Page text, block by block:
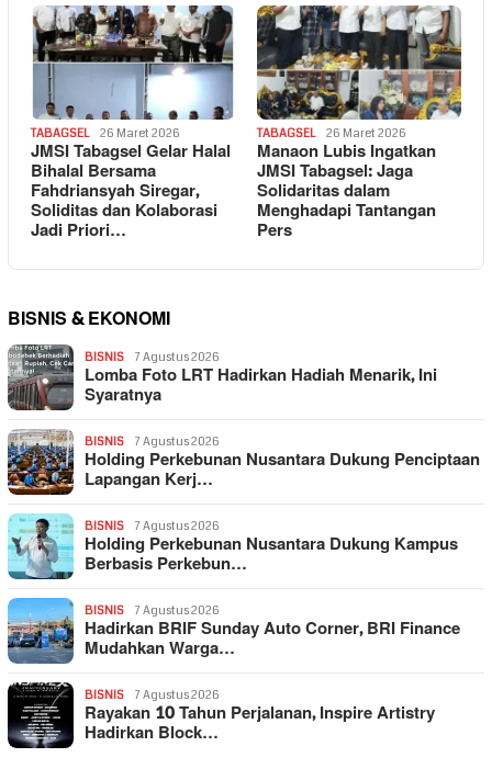
TABAGSEL 26 Maret 2026
JMSI Tabagsel Gelar Halal
Bihalal Bersama
Fahdriansyah Siregar,
Soliditas dan Kolaborasi
Jadi Priori…
TABAGSEL 26 Maret 2026
Manaon Lubis Ingatkan
JMSI Tabagsel: Jaga
Solidaritas dalam
Menghadapi Tantangan
Pers
BISNIS & EKONOMI
BISNIS 7 Agustus 2026
Lomba Foto LRT Hadirkan Hadiah Menarik, Ini
Syaratnya
BISNIS 7 Agustus 2026
Holding Perkebunan Nusantara Dukung Penciptaan
Lapangan Kerj…
BISNIS 7 Agustus 2026
Holding Perkebunan Nusantara Dukung Kampus
Berbasis Perkebun…
BISNIS 7 Agustus 2026
Hadirkan BRIF Sunday Auto Corner, BRI Finance
Mudahkan Warga…
BISNIS 7 Agustus 2026
Rayakan 10 Tahun Perjalanan, Inspire Artistry
Hadirkan Block…